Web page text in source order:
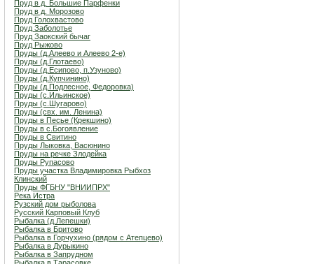
Пруд в д. Большие Парфенки
Пруд в д. Морозово
Пруд Голохвастово
Пруд Заболотье
Пруд Заокский бычаг
Пруд Рыжово
Пруды (д.Алеево и Алеево 2-е)
Пруды (д.Глотаево)
Пруды (д.Есипово, п.Узуново)
Пруды (д.Купчинино)
Пруды (д.Подлесное, Федоровка)
Пруды (с.Ильинское)
Пруды (с.Шугарово)
Пруды (свх. им. Ленина)
Пруды в Песье (Крекшино)
Пруды в с.Богоявление
Пруды в Свитино
Пруды Лыковка, Васюнино
Пруды на речке Злодейка
Пруды Рупасово
Пруды участка Владимировка Рыбхоз
Клинский
Пруды ФГБНУ "ВНИИПРХ"
Река Истра
Рузский дом рыболова
Русский Карповый Клуб
Рыбалка (д.Лепешки)
Рыбалка в Бритово
Рыбалка в Горчухино (рядом с Атепцево)
Рыбалка в Дурыкино
Рыбалка в Запрудном